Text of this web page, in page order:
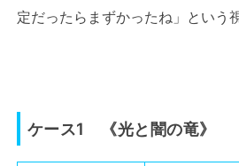
定だったらまずかったね」という
ケース1 《光と闇の竜》